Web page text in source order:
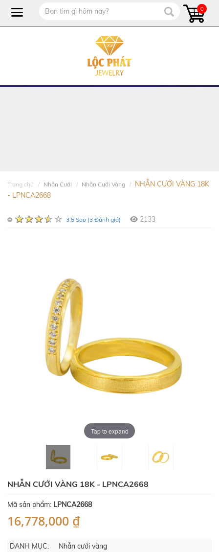
0
Trang chủ Nhẫn Cưới Nhẫn Cưới Vàng
NHẪN CƯỚI VÀNG 18K
- LPNCA2668
3,5 Sao (3 Đánh giá) 2133
Tap to expand
NHẪN CƯỚI VÀNG 18K - LPNCA2668
Mã sản phẩm: LPNCA2668
16,778,000 ₫
DANH MỤC: Nhẫn cưới vàng